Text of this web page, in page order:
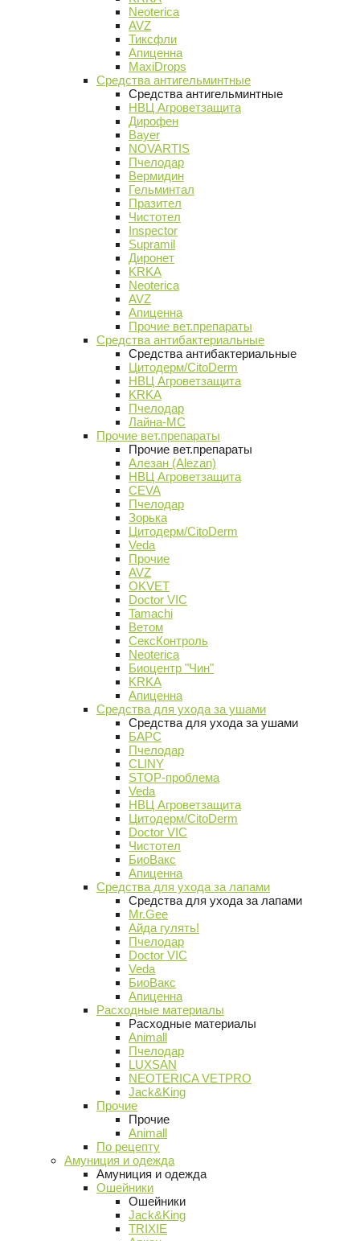
Neoterica
AVZ
Тиксфли
Апиценна
MaxiDrops
Средства антигельминтные
Средства антигельминтные
НВЦ Агроветзащита
Дирофен
Bayer
NOVARTIS
Пчелодар
Вермидин
Гельминтал
Празител
Чистотел
Inspector
Supramil
Диронет
KRKA
Neoterica
AVZ
Апиценна
Прочие вет.препараты
Средства антибактериальные
Средства антибактериальные
Цитодерм/CitoDerm
НВЦ Агроветзащита
KRKA
Пчелодар
Лайна-МС
Прочие вет.препараты
Прочие вет.препараты
Алезан (Alezan)
НВЦ Агроветзащита
CEVA
Пчелодар
Зорька
Цитодерм/CitoDerm
Veda
Прочие
AVZ
OKVET
Doctor VIC
Tamachi
Ветом
СексКонтроль
Neoterica
Биоцентр "Чин"
KRKA
Апиценна
Средства для ухода за ушами
Средства для ухода за ушами
БАРС
Пчелодар
CLINY
STOP-проблема
Veda
НВЦ Агроветзащита
Цитодерм/CitoDerm
Doctor VIC
Чистотел
БиоВакс
Апиценна
Средства для ухода за лапами
Средства для ухода за лапами
Mr.Gee
Айда гулять!
Пчелодар
Doctor VIC
Veda
БиоВакс
Апиценна
Расходные материалы
Расходные материалы
Animall
Пчелодар
LUXSAN
NEOTERICA VETPRO
Jack&King
Прочие
Прочие
Animall
По рецепту
Амуниция и одежда
Амуниция и одежда
Ошейники
Ошейники
Jack&King
TRIXIE